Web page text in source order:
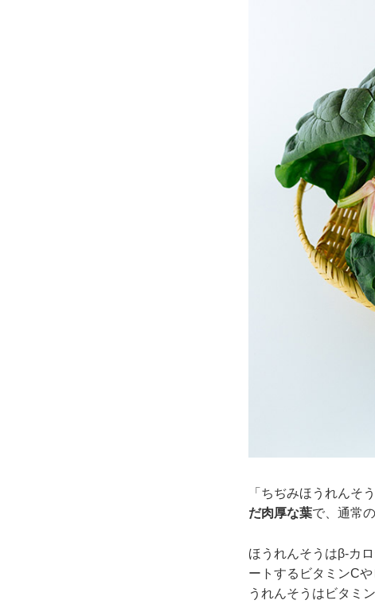
「ちぢみほうれんそ
だ肉厚な葉で、通常
ほうれんそうはβ-カ
ートするビタミンC
うれんそうはビタミ